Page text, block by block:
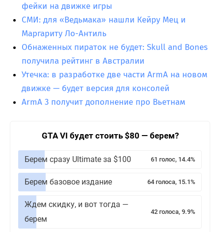
фейки на движке игры
СМИ: для «Ведьмака» нашли Кейру Мец и
Маргариту Ло-Антиль
Обнаженных пираток не будет: Skull and Bones
получила рейтинг в Австралии
Утечка: в разработке две части ArmA на новом
движке — будет версия для консолей
ArmA 3 получит дополнение про Вьетнам
GTA VI будет стоить $80 — берем?
Берем сразу Ultimate за $100 61 голос, 14.4%
Берем базовое издание 64 голоса, 15.1%
Ждем скидку, и вот тогда —
берем
42 голоса, 9.9%